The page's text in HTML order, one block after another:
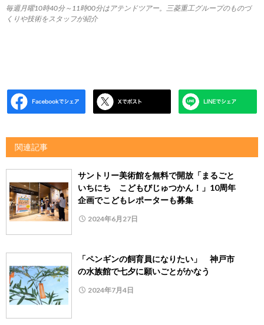
毎週月曜10時40分～11時00分はアテンドツアー。三菱重工グループのものづ
くりや技術をスタッフが紹介
関連記事
サントリー美術館を無料で開放「まるごと
いちにち こどもびじゅつかん！」10周年
企画でこどもレポーターも募集
2024年6月27日
「ペンギンの飼育員になりたい」 神戸市
の水族館で七夕に願いごとがかなう
2024年7月4日